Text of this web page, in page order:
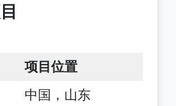
项目位置
中国，山东